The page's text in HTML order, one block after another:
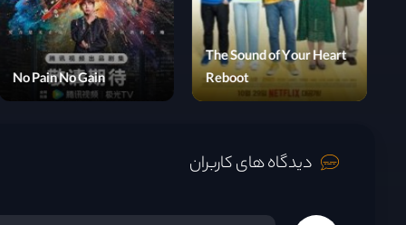
No Pain No Gain
Thirteen Years of Dust
دیدگاه های کاربران